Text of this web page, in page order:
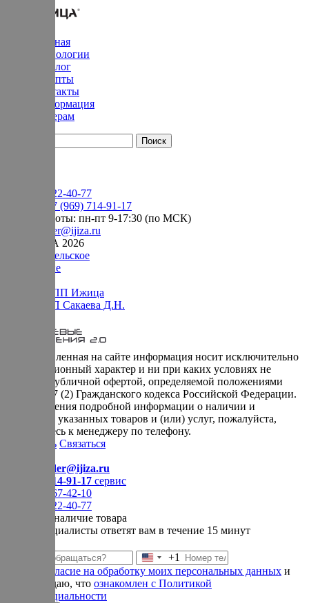
Главная
Технологии
Каталог
Рецепты
Контакты
Информация
Дилерам
+7 (905) 222-40-77
+7 (969) 714-91-17
режим работы: пн-пт 9-17:30 (по МСК)
order@ijiza.ru
© ИЖИЦА 2026
Пользовательское
соглашение
Оферта НПП Ижица
Оферта ИП Сакаева Д.Н.
* представленная на сайте информация носит исключительно
информационный характер и ни при каких условиях не
является публичной офертой, определяемой положениями
Статьи 437 (2) Гражданского кодекса Российской Федерации.
Для получения подробной информации о наличии и
стоимости указанных товаров и (или) услуг, пожалуйста,
обращайтесь к менеджеру по телефону.
Позвонить Связаться
order@ijiza.ru
+7 (969) 714-91-17 cервис
+7 (812) 467-42-10
+7 (905) 222-40-77
Уточнить наличие товара
Наши специалисты ответят вам в течение 15 минут
Соединенные
Штаты
+1
+1
согласие на обработку моих персональных данных и
подтверждаю, что ознакомлен с Политикой
конфиденциальности